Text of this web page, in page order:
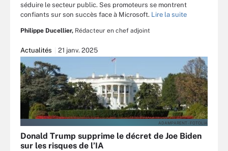
séduire le secteur public. Ses promoteurs se montrent
confiants sur son succès face à Microsoft. Lire la suite
Philippe Ducellier, Rédacteur en chef adjoint
Actualités 21 janv. 2025
ADAMPARENT - FOTOLIA
Donald Trump supprime le décret de Joe Biden
sur les risques de l’IA